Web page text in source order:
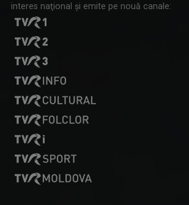
interes naţional şi emite pe nouă canale: